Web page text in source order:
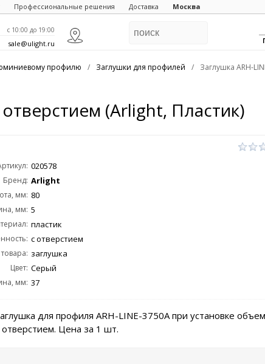
Профессиональные решения Доставка Москва
c 10:00 до 19:00
sale@ulight.ru
профилю / Заглушки для профилей / Заглушка ARH-
(Arlight, Пластик)
020578
Бренд: Arlight
мм: 80
мм: 5
пластик
с отверстием
заглушка
Цвет: Серый
мм: 37
для профиля ARH-LINE-3750A при установке
отверстием. Цена за 1 шт.